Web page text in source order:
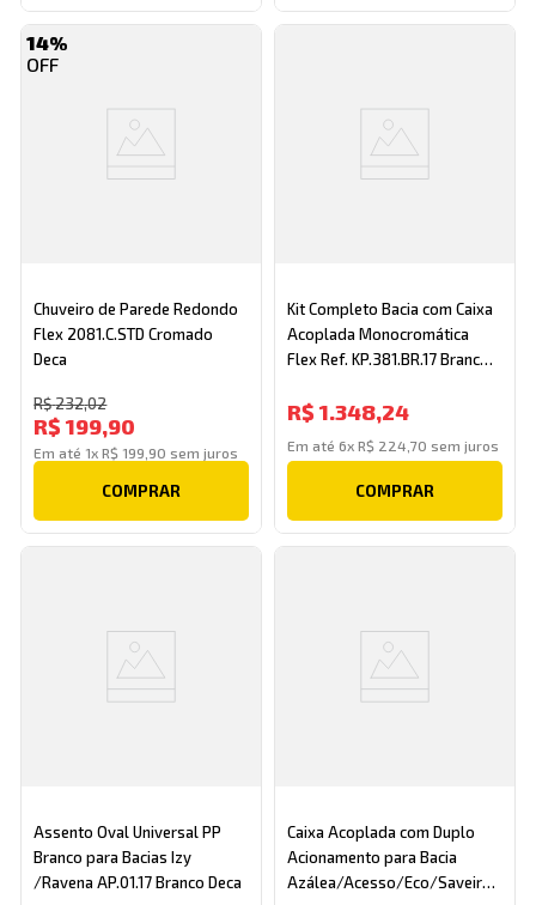
14%
Chuveiro de Parede Redondo
Flex 2081.C.STD Cromado
Deca
R$232,02
R$ 199,90
Em até 1xR$ 199 90 sem juros
COMPRAR
Kit Completo Bacia com Caixa
Acoplada Monocromática
Flex Ref. KP.381.BR.17 Branco
R$ 1.348,24
Em até 6x R$ 224 70 sem juros
COMPRAR
Assento Oval Universal PP
Branco para Bacias Izy
/Ravena AP.01.17 Branco Deca
Caixa Acoplada com Duplo
Acionamento para Bacia
Azálea/Acesso/Eco/Saveiro